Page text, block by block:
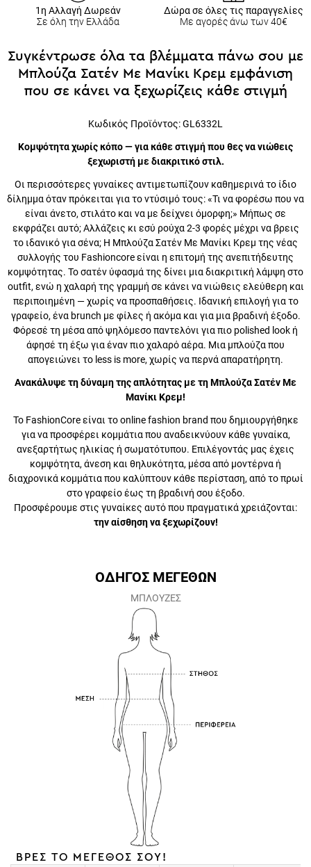
1η Αλλαγή Δωρεάν
Σε όλη την Ελλάδα
Δώρα σε όλες τις παραγγελίες
Με αγορές άνω των 40€
Συγκέντρωσε όλα τα βλέμματα πάνω σου με
Μπλούζα Σατέν Με Μανίκι Κρεμ εμφάνιση
που σε κάνει να ξεχωρίζεις κάθε στιγμή
Κωδικός Προϊόντος:GL6332L
Κομψότητα χωρίς κόπο — για κάθε στιγμή που θες να νιώθεις
ξεχωριστή με διακριτικό στιλ.
Οι περισσότερες γυναίκες αντιμετωπίζουν καθημερινά το ίδιο
δίλημμα όταν πρόκειται για το ντύσιμό τους: «Τι να φορέσω που
να είναι άνετο, στιλάτο και να με δείχνει όμορφη;» Μήπως σε
εκφράζει αυτό; Αλλάζεις κι εσύ ρούχα 2-3 φορές μέχρι να βρεις
το ιδανικό για σένα; Η Μπλούζα Σατέν Με Μανίκι Κρεμ της νέας
συλλογής του Fashioncore είναι η επιτομή της ανεπιτήδευτης
κομψότητας. Το σατέν ύφασμά της δίνει μια διακριτική λάμψη στο
outfit, ενώ η χαλαρή της γραμμή σε κάνει να νιώθεις ελεύθερη και
περιποιημένη — χωρίς να προσπαθήσεις. Ιδανική επιλογή για το
γραφείο, ένα brunch με φίλες ή ακόμα και για μια βραδινή έξοδο.
Φόρεσέ τη μέσα από ψηλόμεσο παντελόνι για πιο polished look ή
άφησέ τη έξω για έναν πιο χαλαρό αέρα. Μια μπλούζα που
απογειώνει το less is more, χωρίς να περνά απαρατήρητη.
Ανακάλυψε τη δύναμη της απλότητας με τη Μπλούζα Σατέν Με
Μανίκι Κρεμ!
Το FashionCore είναι το online fashion brand που δημιουργήθηκε
για να προσφέρει κομμάτια που αναδεικνύουν κάθε γυναίκα,
ανεξαρτήτως ηλικίας ή σωματότυπου. Επιλέγοντάς μας έχεις
κομψότητα, άνεση και θηλυκότητα, μέσα από μοντέρνα ή
διαχρονικά κομμάτια που καλύπτουν κάθε περίσταση, από το
πρωί στο γραφείο έως τη βραδινή σου έξοδο.
Προσφέρουμε στις γυναίκες αυτό που πραγματικά χρειάζονται:
την αίσθηση να ξεχωρίζουν!
ΟΔΗΓΟΣ ΜΕΓΕΘΩΝ
ΜΠΛΟΥΖΕΣ
ΒΡΕΣ ΤΟ ΜΕΓΕΘΟΣ ΣΟΥ!